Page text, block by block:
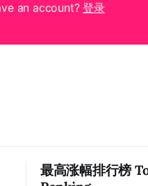
an account?登录
最高涨幅排行榜